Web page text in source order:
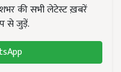
की सभी लेटेस्ट ख़बरें
से जुड़ें.